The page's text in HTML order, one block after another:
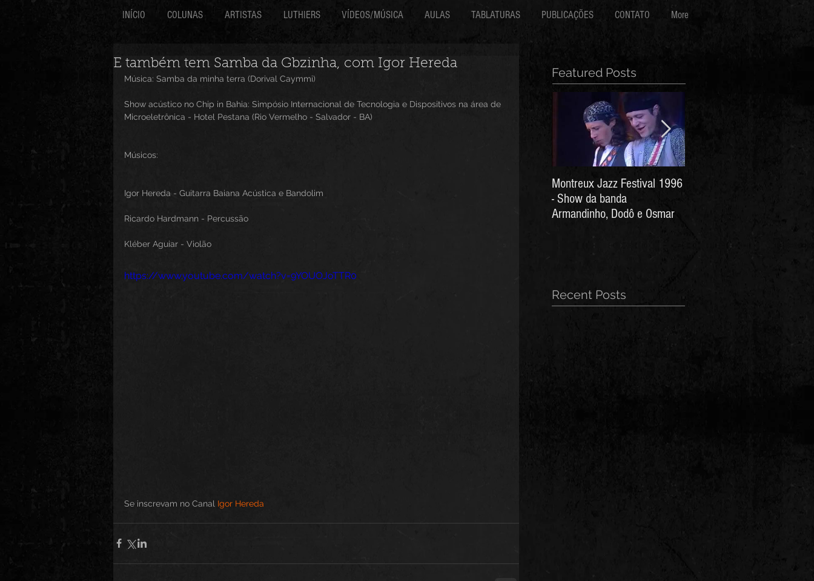
INÍCIO COLUNAS ARTISTAS LUTHIERS VÍDEOS/MÚSICA AULAS TABLATURAS PUBLICAÇÕES CONTATO More
E também tem Samba da Gbzinha, com Igor Hereda
Música: Samba da minha terra (Dorival Caymmi)
Show acústico no Chip in Bahia: Simpósio Internacional de Tecnologia e Dispositivos na área de
Microeletrônica - Hotel Pestana (Rio Vermelho - Salvador - BA)
Músicos:
Igor Hereda - Guitarra Baiana Acústica e Bandolim
Ricardo Hardmann - Percussão
Kléber Aguiar - Violão
https://www.youtube.com/watch?v=9YOUOJoTTR0
Se inscrevam no Canal Igor Hereda
Featured Posts
Montreux Jazz Festival 1996
- Show da banda
Armandinho, Dodô e Osmar
Recent Posts